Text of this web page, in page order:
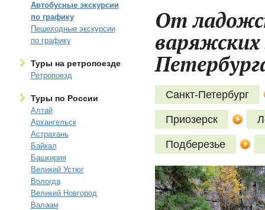
Автобусные экскурсии
по графику
Пешеходные экскурсии
по графику
Туры на ретропоезде
Ретропоезд
Туры по России
Алтай
Архангельск
Астрахань
Байкал
Башкирия
Великий Устюг
Вологда
Великий Новгород
Валаам
От
Санкт-Петербург
Приозерск
Подберезье